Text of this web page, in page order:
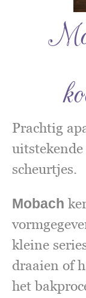
Prachtig
uitstekende
scheurtjes.
Mobach
kleine
draaien of
het